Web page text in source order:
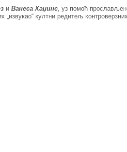
и Ванеса Хаџинс, уз помоћ
„извукао“ култни редитељ